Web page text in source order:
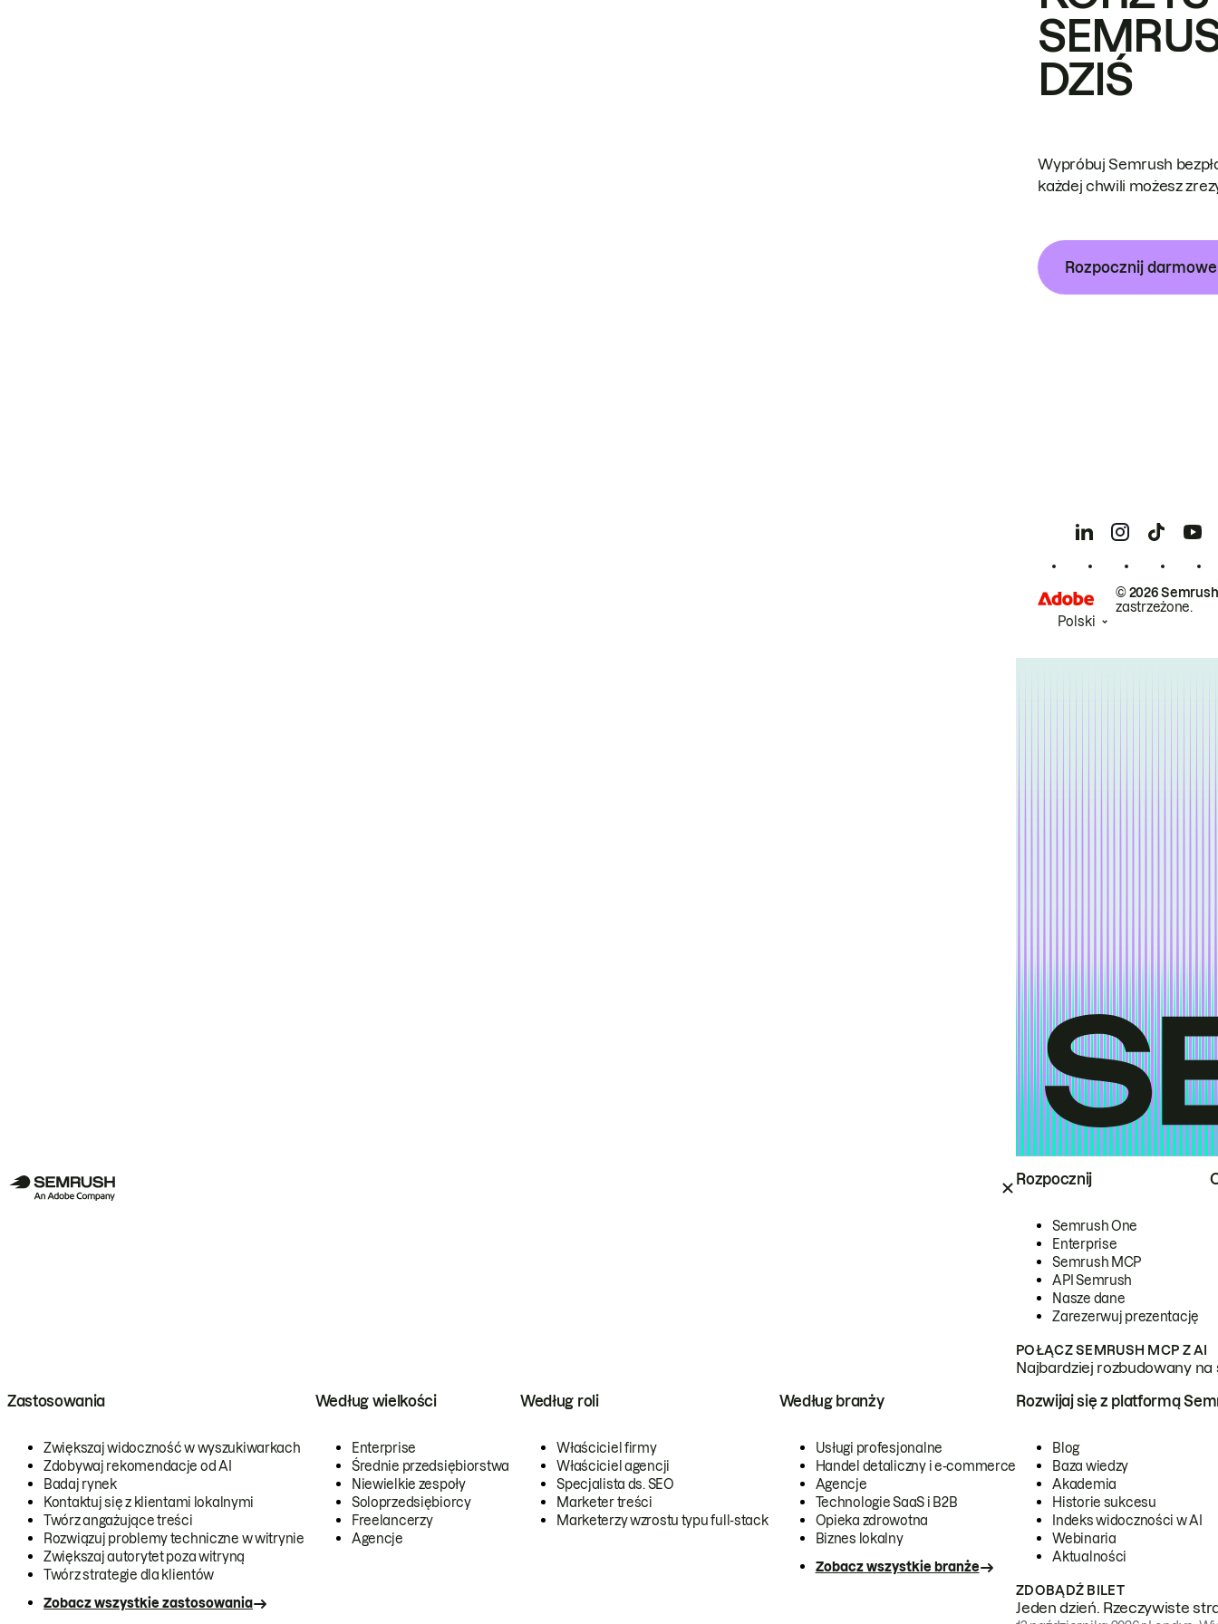
Rozpocznij
Semrush One
Enterprise
Semrush MCP
API Semrush
Nasze dane
Zarezerwuj prezentację
POŁĄCZ SEMRUSH MCP Z AI
Najbardziej rozbudowany
Zastosowania
Zwiększaj widoczność w wyszukiwarkach
Zdobywaj rekomendacje od AI
Badaj rynek
Kontaktuj się z klientami lokalnymi
Twórz angażujące treści
Rozwiązuj problemy techniczne w witrynie
Zwiększaj autorytet poza witryną
Twórz strategie dla klientów
Zobacz wszystkie zastosowania
Według wielkości
Enterprise
Średnie przedsiębiorstwa
Niewielkie zespoły
Soloprzedsiębiorcy
Freelancerzy
Agencje
Według roli
Właściciel firmy
Właściciel agencji
Specjalista ds. SEO
Marketer treści
Marketerzy wzrostu typu full-stack
Według branży
Usługi profesjonalne
Handel detaliczny i e-commerce
Agencje
Technologie SaaS i B2B
Opieka zdrowotna
Biznes lokalny
Zobacz wszystkie branże
Rozwijaj się z platformą
Blog
Baza wiedzy
Akademia
Historie sukcesu
Indeks widoczności w AI
Webinaria
Aktualności
ZDOBĄDŹ BILET
Jeden dzień. Rzeczywiste
DZIŚ
Wypróbuj Semrush
każdej chwili możesz
Rozpocznij
© 2026
zastrzeżone.
Polski